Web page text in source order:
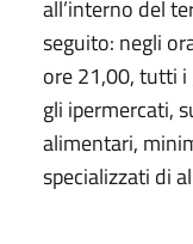
all’interno del
seguito: negli
ore 21,00, tutti i
gli ipermercati,
alimentari,
specializzati di